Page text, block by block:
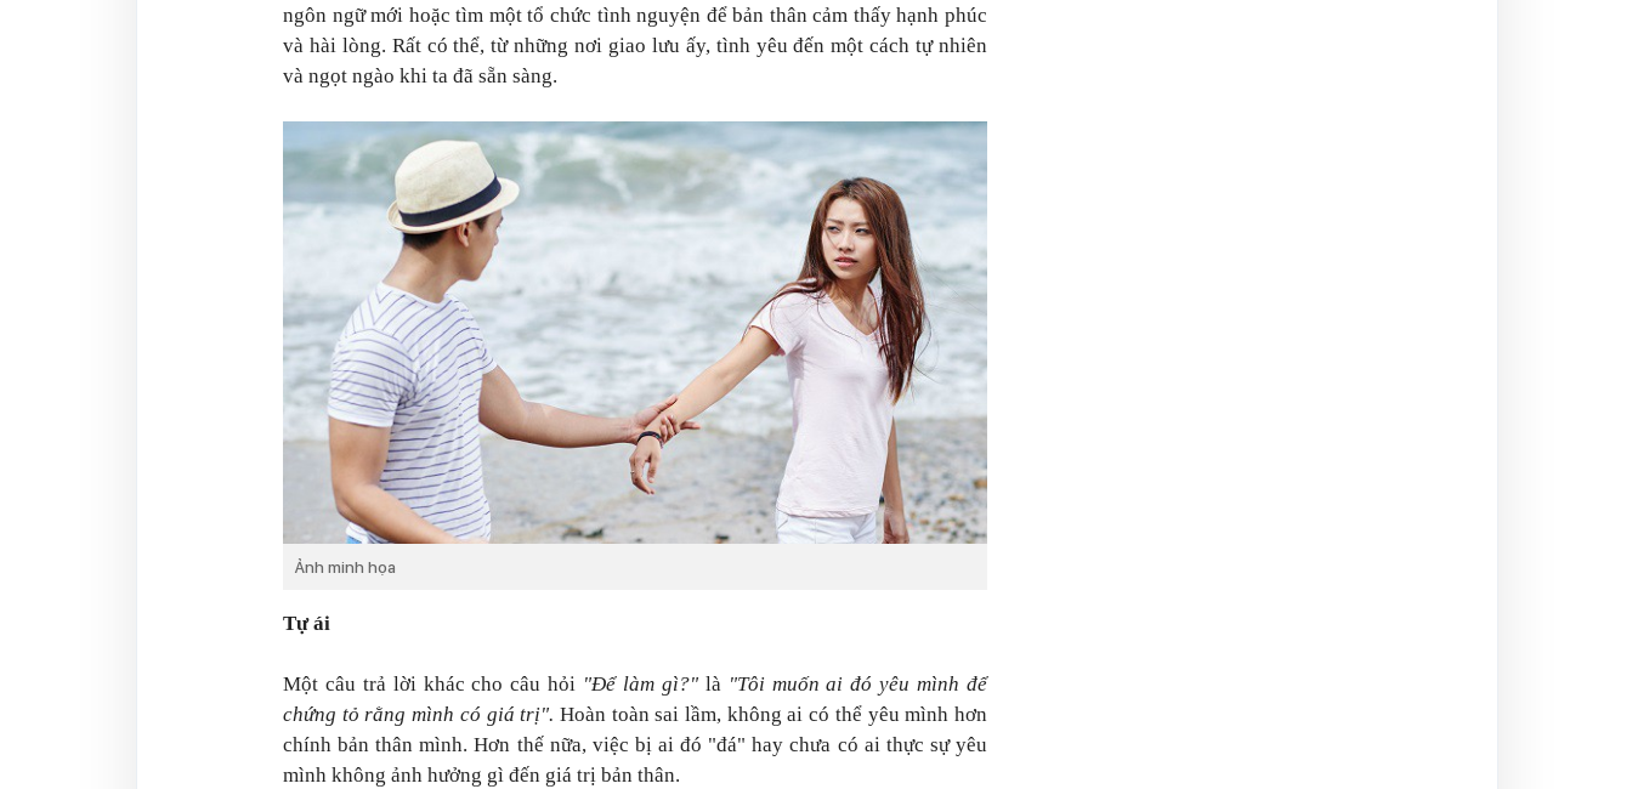
ngôn ngữ mới hoặc tìm một tổ chức tình nguyện để bản thân cảm thấy hạnh phúc
và hài lòng. Rất có thể, từ những nơi giao lưu ấy, tình yêu đến một cách tự nhiên
và ngọt ngào khi ta đã sẵn sàng.
Ảnh minh họa
Tự ái
Một câu trả lời khác cho câu hỏi "Để làm gì?"là "Tôi muốn ai đó yêu mình để
chứng tỏ rằng mình có giá trị". Hoàn toàn sai lầm, không ai có thể yêu mình hơn
chính bản thân mình. Hơn thế nữa, việc bị ai đó "đá" hay chưa có ai thực sự yêu
mình không ảnh hưởng gì đến giá trị bản thân.